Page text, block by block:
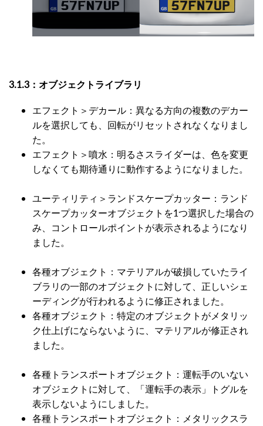
3.1.3：オブジェクトライブラリ
エフェクト＞デカール：異なる方向の複数のデカー
ルを選択しても、回転がリセットされなくなりまし
た。
エフェクト＞噴水：明るさスライダーは、色を変更
しなくても期待通りに動作するようになりました。
ユーティリティ＞ランドスケープカッター：ランド
スケープカッターオブジェクトを1つ選択した場合の
み、コントロールポイントが表示されるようになり
ました。
各種オブジェクト：マテリアルが破損していたライ
ブラリの一部のオブジェクトに対して、正しいシェ
ーディングが行われるように修正されました。
各種オブジェクト：特定のオブジェクトがメタリッ
ク仕上げにならないように、マテリアルが修正され
ました。
各種トランスポートオブジェクト：運転手のいない
オブジェクトに対して、「運転手の表示」トグルを
表示しないようにしました。
各種トランスポートオブジェクト：メタリックスラ